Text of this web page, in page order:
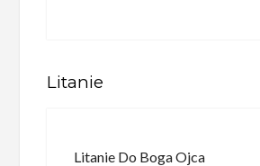
Litanie
Litanie Do Boga Ojca